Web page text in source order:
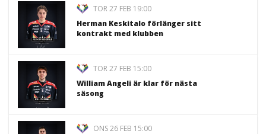
TOR 27 FEB 19:00
Herman Keskitalo förlänger sitt
kontrakt med klubben
TOR 27 FEB 15:00
William Angeli är klar för nästa
säsong
ONS 26 FEB 15:00